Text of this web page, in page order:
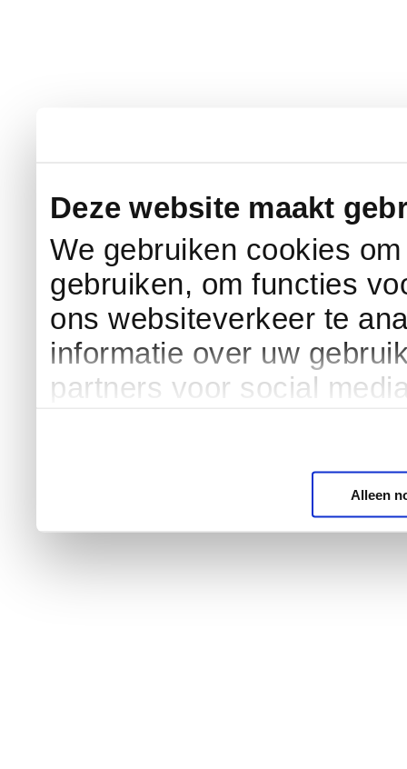
Deze website maakt
We gebruiken cookies
gebruiken, om functies
ons websiteverkeer te
informatie over uw
partners voor social
Alleen